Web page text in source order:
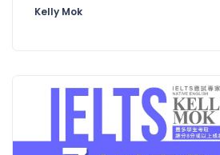
Kelly Mok